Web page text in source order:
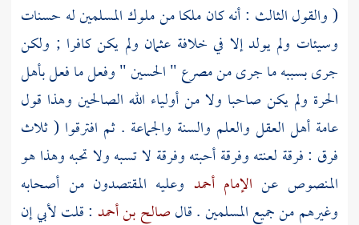
( والقول الثالث : أنه كان ملكا من ملوك المسلمين له حسنات
وسيئات ولم يولد إلا في خلافة عثمان ولم يكن كافرا ; ولكن
جرى بسببه ما جرى من مصرع "الحسين" وفعل ما فعلبأهل
الحرة ولم يكن صاحبا ولا من أولياء الله الصالحين وهذا قول
عامة أهل العقل والعلم والسنة والجماعة . ثم افترقوا ( ثلاث
فرق : فرقة لعنته وفرقة أحبته وفرقة لا تسبه ولا تحبه وهذا هو
المنصوص عن الإمام أحمد وعليه المقتصدون من أصحابه
وغيرهم من جميع المسلمين . قالصالح بن أحمد : قلت لأبي إن